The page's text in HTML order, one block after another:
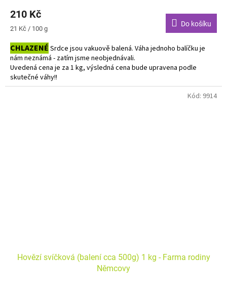
210 Kč
Měrná
21 Kč / 100 g
Do košíku
CHLAZENÉ Srdce jsou vakuově balená. Váha jednoho balíčku je
nám neznámá - zatím jsme neobjednávali.
Uvedená cena je za 1 kg, výsledná cena bude upravena podle
skutečné váhy!!
Do košíku vkládejte počet balení.
Hovězí svíčková (balení cca 500g) 1 kg - Farma rodiny
Němcovy
Kód: 9914